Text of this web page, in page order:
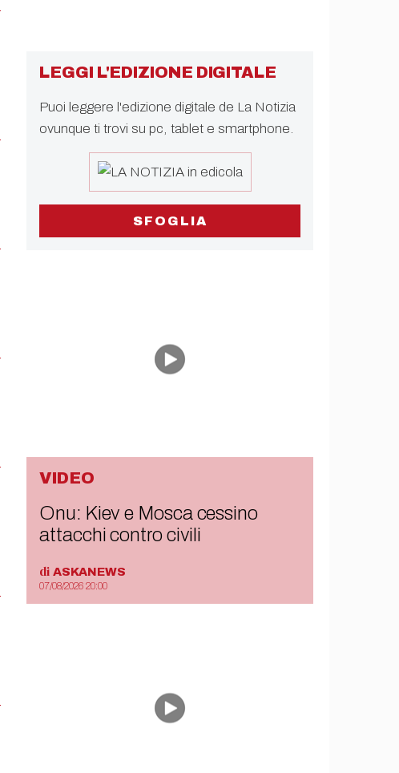
LEGGI L'EDIZIONE DIGITALE
Puoi leggere l'edizione digitale de La Notizia
ovunque ti trovi su pc, tablet e smartphone.
SFOGLIA
VIDEO
Onu: Kiev e Mosca cessino
attacchi contro civili
di ASKANEWS
07/08/2026 20:00